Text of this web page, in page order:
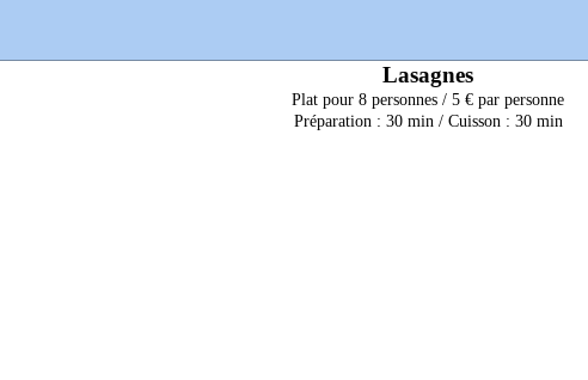
Lasagnes
Plat pour 8 personnes / 5 € par personne
Préparation : 30 min / Cuisson : 30 min